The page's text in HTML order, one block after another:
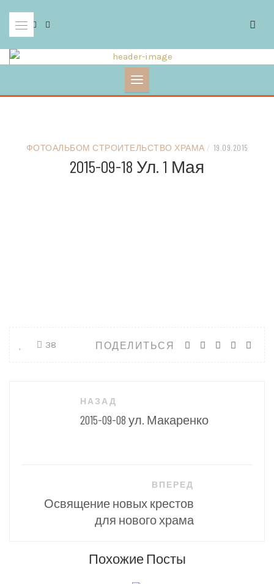
content
ФОТОАЛЬБОМ СТРОИТЕЛЬСТВО ХРАМА / 19.09.2015
2015-09-18 Ул. 1 Мая
ПОДЕЛИТЬСЯ
38
НАЗАД
2015-09-08 ул. Макаренко
ВПЕРЕД
Освящение новых крестов
для нового храма
Похожие Посты